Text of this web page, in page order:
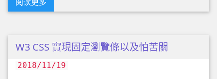
W3 CSS 實現固定瀏覽條以及怕苦關
2018/11/19